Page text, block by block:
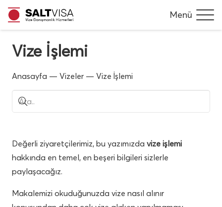
Menü
Vize İşlemi
Anasayfa — Vizeler — Vize İşlemi
Değerli ziyaretçilerimiz, bu yazımızda vize işlemi
hakkında en temel, en beşeri bilgileri sizlerle
paylaşacağız.
Makalemizi okuduğunuzda vize nasıl alınır